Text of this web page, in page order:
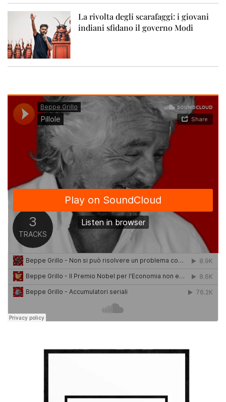
La rivolta degli scarafaggi: i giovani
indiani sfidano il governo Modi